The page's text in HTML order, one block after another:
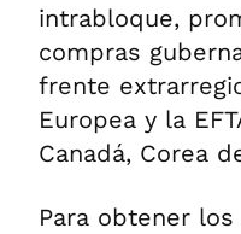
intrabloque,
compras
frente
Europea y la
Canadá, Corea
Para obtener